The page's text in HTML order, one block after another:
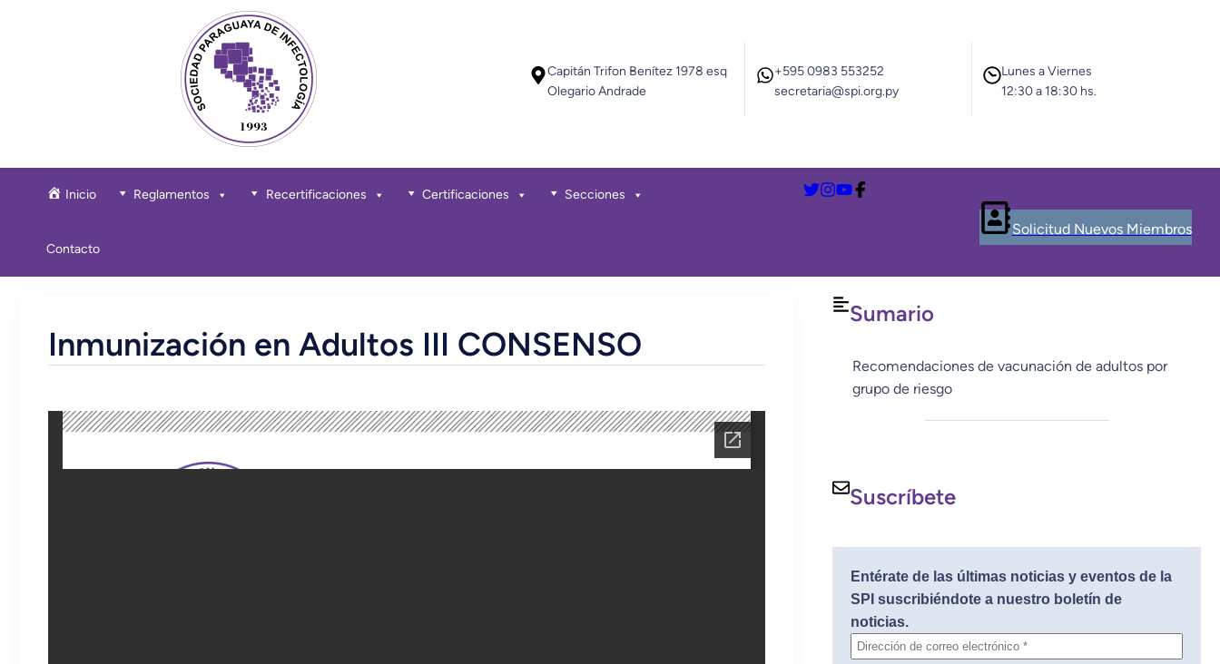
Capitán Trifon Benítez 1978 esq
Olegario Andrade
+595 0983 553252
secretaria@spi.org.py
Lunes a Viernes
12:30 a 18:30 hs.
Inicio Reglamentos Recertificaciones Certificaciones Secciones
Contacto
Solicitud Nuevos Miembros
Inmunización en Adultos III CONSENSO
Sumario
Recomendaciones de vacunación de adultos por
grupo de riesgo
Suscríbete
Entérate de las últimas noticias y eventos de la
SPI suscribiéndote a nuestro boletín de
noticias.